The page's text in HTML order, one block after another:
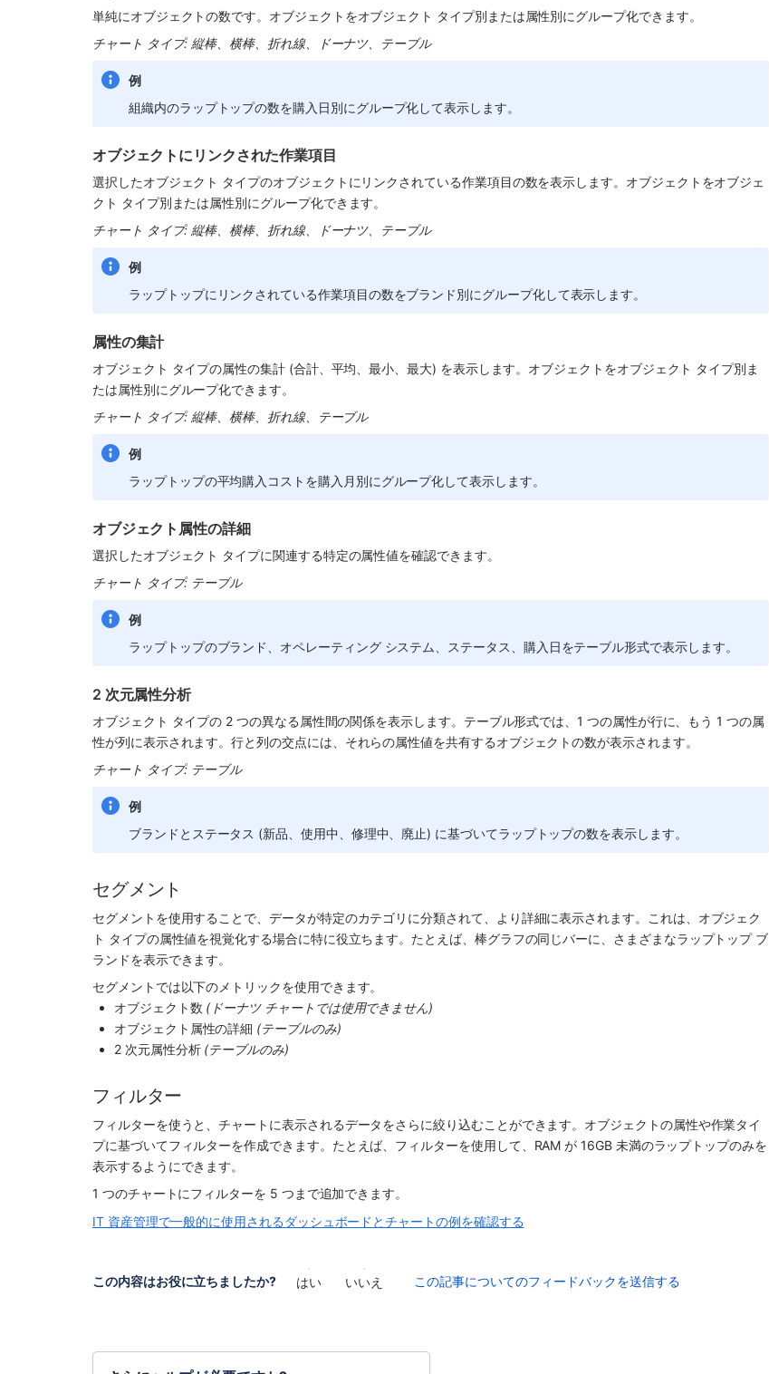
単純にオブジェクトの数です。オブジェクトをオブジェクト タイプ別または属性別にグループ化できます。
チャート タイプ: 縦棒、横棒、折れ線、ドーナツ、テーブル
例
組織内のラップトップの数を購入日別にグループ化して表示します。
オブジェクトにリンクされた作業項目
選択したオブジェクト タイプのオブジェクトにリンクされている作業項目の数を表示します。オブジェクトをオブジェ
クト タイプ別または属性別にグループ化できます。
チャート タイプ: 縦棒、横棒、折れ線、ドーナツ、テーブル
例
ラップトップにリンクされている作業項目の数をブランド別にグループ化して表示します。
属性の集計
オブジェクト タイプの属性の集計 (合計、平均、最小、最大) を表示します。オブジェクトをオブジェクト タイプ別ま
たは属性別にグループ化できます。
チャート タイプ: 縦棒、横棒、折れ線、テーブル
例
ラップトップの平均購入コストを購入月別にグループ化して表示します。
オブジェクト属性の詳細
選択したオブジェクト タイプに関連する特定の属性値を確認できます。
チャート タイプ: テーブル
例
ラップトップのブランド、オペレーティング システム、ステータス、購入日をテーブル形式で表示します。
2 次元属性分析
オブジェクト タイプの 2 つの異なる属性間の関係を表示します。テーブル形式では、1 つの属性が行に、もう 1 つの属
性が列に表示されます。行と列の交点には、それらの属性値を共有するオブジェクトの数が表示されます。
チャート タイプ: テーブル
例
ブランドとステータス (新品、使用中、修理中、廃止) に基づいてラップトップの数を表示します。
セグメント
セグメントを使用することで、データが特定のカテゴリに分類されて、より詳細に表示されます。これは、オブジェク
ト タイプの属性値を視覚化する場合に特に役立ちます。たとえば、棒グラフの同じバーに、さまざまなラップトップ ブ
ランドを表示できます。
セグメントでは以下のメトリックを使用できます。
オブジェクト数 (ドーナツ チャートでは使用できません)
オブジェクト属性の詳細 (テーブルのみ)
2 次元属性分析 (テーブルのみ)
フィルター
フィルターを使うと、チャートに表示されるデータをさらに絞り込むことができます。オブジェクトの属性や作業タイ
プに基づいてフィルターを作成できます。たとえば、フィルターを使用して、RAM が 16GB 未満のラップトップのみを
表示するようにできます。
1 つのチャートにフィルターを 5 つまで追加できます。
IT 資産管理で一般的に使用されるダッシュボードとチャートの例を確認する
この内容はお役に立ちましたか? はい いいえ この記事についてのフィードバックを送信する